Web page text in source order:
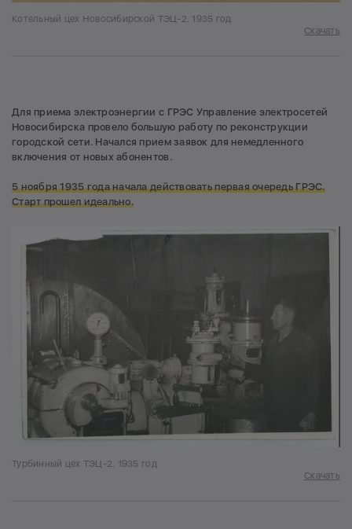
Котельный цех Новосибирской ТЭЦ-2. 1935 год
Скачать
Для приема электроэнергии с ГРЭС Управление электросетей
Новосибирска провело большую работу по реконструкции
городской сети. Начался прием заявок для немедленного
включения от новых абонентов.
5 ноября 1935 года начала действовать первая очередь ГРЭС.
Старт прошел идеально.
Турбинный цех ТЭЦ-2. 1935 год
Скачать